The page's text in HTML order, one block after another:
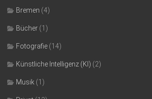
Bremen (4)
Bücher (1)
Fotografie (14)
Künstliche Intelligenz (KI) (2)
Musik (1)